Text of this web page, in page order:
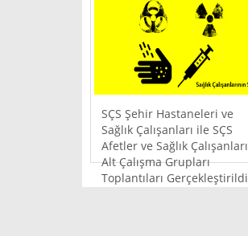
SÇS Şehir Hastaneleri ve
Sağlık Çalışanları ile SÇS
Afetler ve Sağlık Çalışanları
Alt Çalışma Grupları
Toplantıları Gerçekleştirildi